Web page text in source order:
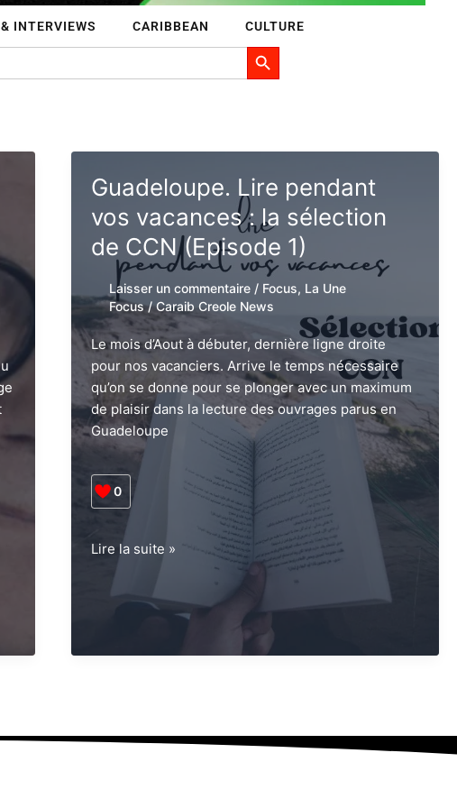
INTERVIEWS CARIBBEAN CULTURE
Search Button
Guadeloupe. Lire pendant
vos vacances : la sélection
de CCN (Episode 1)
Laisser un commentaire / Focus, La Une
Focus/Caraib Creole News
Le mois d’Aout à débuter, dernière ligne droite
pour nos vacanciers. Arrive le temps nécessaire
qu’on se donne pour se plonger avec un maximum
de plaisir dans la lecture des ouvrages parus en
Guadeloupe
0
Guadeloupe.
:
CCN
Lire la suite »